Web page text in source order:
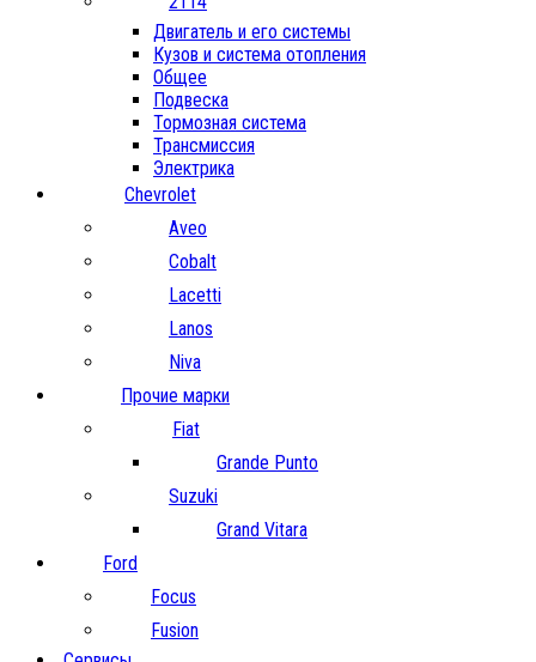
Двигатель и его системы
Кузов и система отопления
Общее
Подвеска
Тормозная система
Трансмиссия
Электрика
Chevrolet
Aveo
Cobalt
Lacetti
Lanos
Niva
Прочие марки
Fiat
Grande Punto
Suzuki
Grand Vitara
Ford
Focus
Fusion